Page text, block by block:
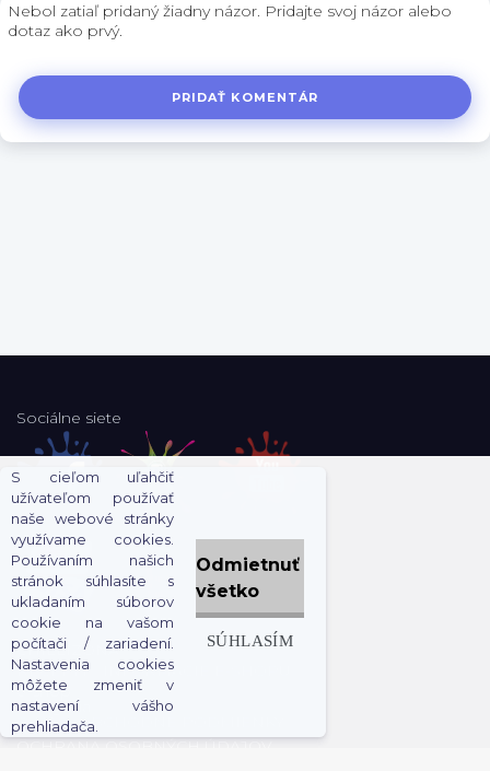
S cieľom uľahčiť
užívateľom používať
naše webové stránky
využívame cookies.
Používaním našich
stránok súhlasíte s
ukladaním súborov
cookie na vašom
počítači / zariadení.
Nastavenia cookies
môžete zmeniť v
nastavení vášho
prehliadača.
Odmietnuť
všetko
SÚHLASÍM
Nebol zatiaľ pridaný žiadny názor. Pridajte svoj názor alebo
dotaz ako prvý.
PRIDAŤ KOMENTÁR
Sociálne siete
CHILLIZÓNA
RECEPTY
INFORMÁCIE E-SHOPU
e-shop
Kategória
O NÁS OBCHODNÉ PODMIENKY
OCHRANA OSOBNÝCH ÚDAJOV